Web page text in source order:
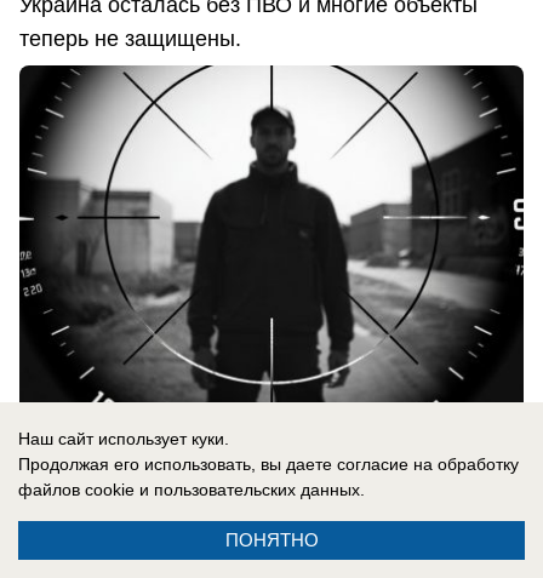
Украина осталась без ПВО и многие объекты
теперь не защищены.
06.08.2026 0
Наш сайт использует куки.
Продолжая его использовать, вы даете согласие на обработку
файлов cookie и пользовательских данных.
ПОНЯТНО